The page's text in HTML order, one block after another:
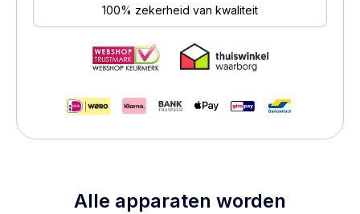
100% zekerheid van kwaliteit
Alle apparaten worden